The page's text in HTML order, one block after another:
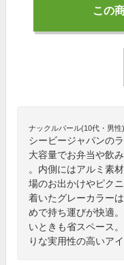
この
ナックルバール(10代・男性)
シービージャパンの
大容量でお弁当や飲
。内側にはアルミ素
場のお出かけやピク
着いたグレーカラー
めで持ち運びが快適
いときも省スペース
りな実用性の高いアイ